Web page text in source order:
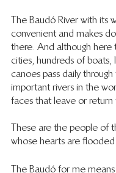
The Baudó River with its
convenient and makes
there. And although here
cities, hundreds of boats,
canoes pass daily
important rivers in the
faces that leave or
These are the people of
whose hearts are
The Baudó for me